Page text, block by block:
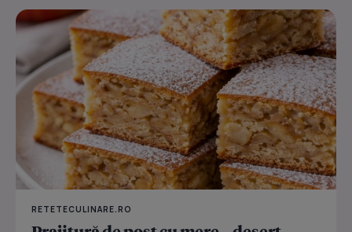
RETETECULINARE.RO